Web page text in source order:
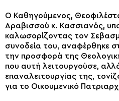
Ο Καθηγούμενος,
Αραβισσού κ. Κασσιανός,
καλωσορίζοντας τον
συνοδεία του, αναφέρθηκε
την προσφορά της
που αυτή λειτουργούσε,
επαναλειτουργίας της,
για το Οικουμενικό